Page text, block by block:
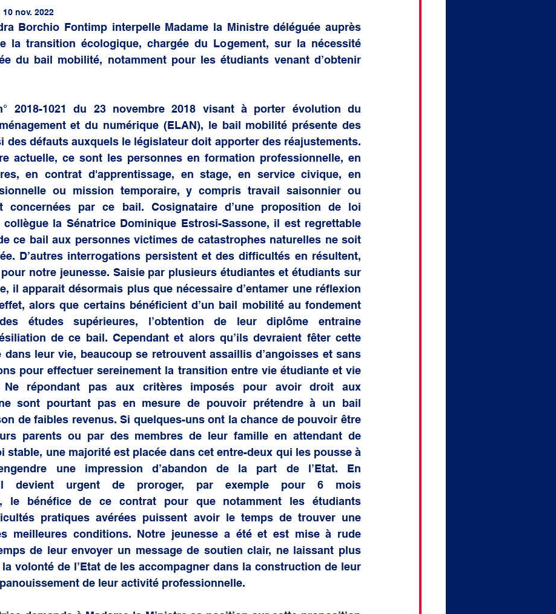
générale
10 nov. 2022
Borchio Fontimp interpelle Madame la Ministre déléguée auprès
la transition écologique, chargée du Logement, sur la nécessité
du bail mobilité, notamment pour les étudiants venant d’obtenir
2018-1021 du 23 novembre 2018 visant à porter évolution du
et du numérique (ELAN), le bail mobilité présente des
des défauts auxquels le législateur doit apporter des réajustements.
actuelle, ce sont les personnes en formation professionnelle, en
en contrat d'apprentissage, en stage, en service civique, en
ou mission temporaire, y compris travail saisonnier ou
concernées par ce bail. Cosignataire d’une proposition de loi
la Sénatrice Dominique Estrosi-Sassone, il est regrettable
ce bail aux personnes victimes de catastrophes naturelles ne soit
D’autres interrogations persistent et des difficultés en résultent,
notre jeunesse. Saisie par plusieurs étudiantes et étudiants sur
il apparait désormais plus que nécessaire d’entamer une réflexion
alors que certains bénéficient d’un bail mobilité au fondement
études supérieures, l’obtention de leur diplôme entraine
de ce bail. Cependant et alors qu’ils devraient fêter cette
dans leur vie, beaucoup se retrouvent assaillis d’angoisses et sans
pour effectuer sereinement la transition entre vie étudiante et vie
Ne répondant pas aux critères imposés pour avoir droit aux
sont pourtant pas en mesure de pouvoir prétendre à un bail
de faibles revenus. Si quelques-uns ont la chance de pouvoir être
parents ou par des membres de leur famille en attendant de
stable, une majorité est placée dans cet entre-deux qui les pousse à
une impression d’abandon de la part de l’Etat. En
il devient urgent de proroger, par exemple pour 6 mois
le bénéfice de ce contrat pour que notamment les étudiants
pratiques avérées puissent avoir le temps de trouver une
meilleures conditions. Notre jeunesse a été et est mise à rude
de leur envoyer un message de soutien clair, ne laissant plus
volonté de l’Etat de les accompagner dans la construction de leur
de leur activité professionnelle.